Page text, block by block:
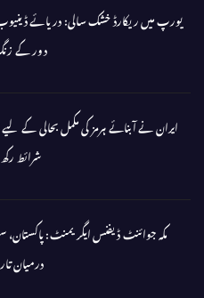
یورپ میں ریکارڈ خشک سالی: دریائے
دور کے
شرائط
مکہ جوائنٹ ڈیفنس ایگریمنٹ:
درمیان